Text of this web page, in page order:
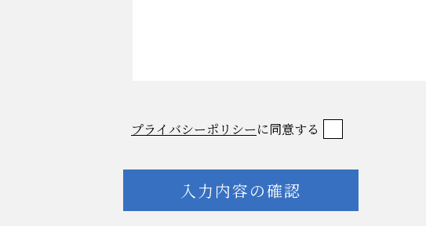
プライバシーポリシーに同意する